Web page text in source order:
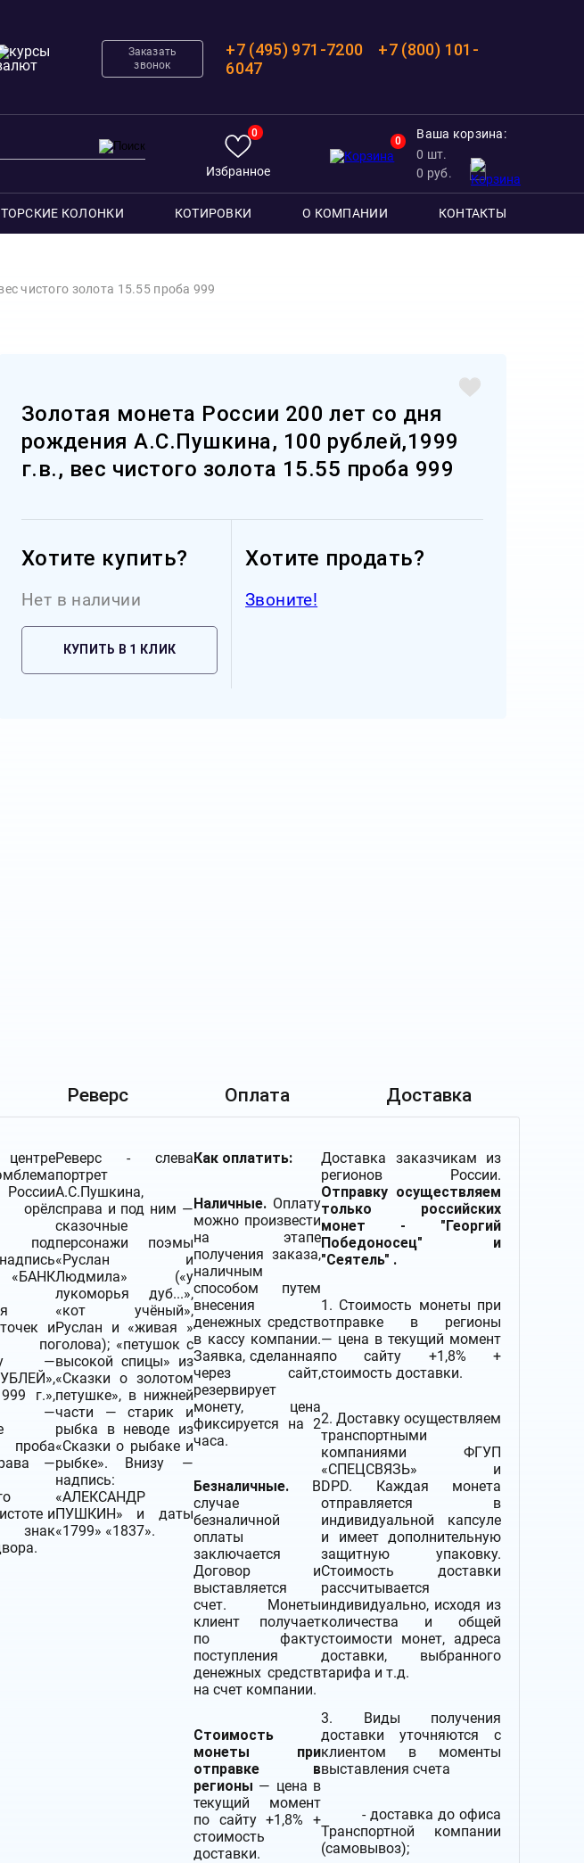
Заказать
звонок
+7 (495) 971-7200
+7 (800) 101-
6047
0
Избранное
0
Ваша корзина:
0 шт.
0 руб.
КОЛОНКИ КОТИРОВКИ О КОМПАНИИ КОНТАКТЫ
чистого золота 15.55 проба 999
Золотая монета России 200 лет со дня
рождения А.С.Пушкина, 100 рублей,1999
г.в., вес чистого золота 15.55 проба 999
Хотите купить?
Нет в наличии
КУПИТЬ В 1 КЛИК
Хотите продать?
Звоните!
Реверс Оплата Доставка
орёл
под
«БАНК
и
по
—
г.»,
—
—
и
знак
Реверс - слева
портрет
А.С.Пушкина,
справа и под ним —
сказочные
персонажи поэмы
«Руслан и
Людмила» («у
лукоморья дуб...»,
«кот учёный»,
Руслан и «живая »
голова); «петушок с
высокой спицы» из
«Сказки о золотом
петушке», в нижней
части — старик и
рыбка в неводе из
«Сказки о рыбаке и
рыбке». Внизу —
надпись:
«АЛЕКСАНДР
ПУШКИН» и даты
«1799» «1837».
Как оплатить:
Наличные. Оплату
можно произвести
на этапе
получения заказа,
наличным
способом путем
внесения
денежных средств
в кассу компании.
Заявка, сделанная
через сайт,
резервирует
монету, цена
фиксируется на 2
часа.
Безналичные.
В
случае
безналичной
оплаты
заключается
Договор и
выставляется
счет. Монеты
клиент получает
по факту
поступления
денежных средств
на счет компании.
Стоимость
монеты при
отправке в
регионы — цена в
текущий момент
по сайту +1,8% +
стоимость
доставки.
Доставка заказчикам из
регионов России.
Отправку осуществляем
только российских
монет - "Георгий
Победоносец" и
"Сеятель" .
1. Стоимость монеты при
отправке в регионы
— цена в текущий момент
по сайту +1,8% +
стоимость доставки.
2. Доставку осуществляем
транспортными
компаниями
ФГУП
«СПЕЦСВЯЗЬ» и
DPD. Каждая монета
отправляется в
индивидуальной капсуле
и имеет дополнительную
защитную упаковку.
Стоимость доставки
рассчитывается
индивидуально, исходя из
количества и общей
стоимости монет, адреса
доставки, выбранного
тарифа и т.д.
3. Виды получения
доставки уточняются с
клиентом в моменты
выставления счета
- доставка до офиса
Транспортной компании
(самовывоз);